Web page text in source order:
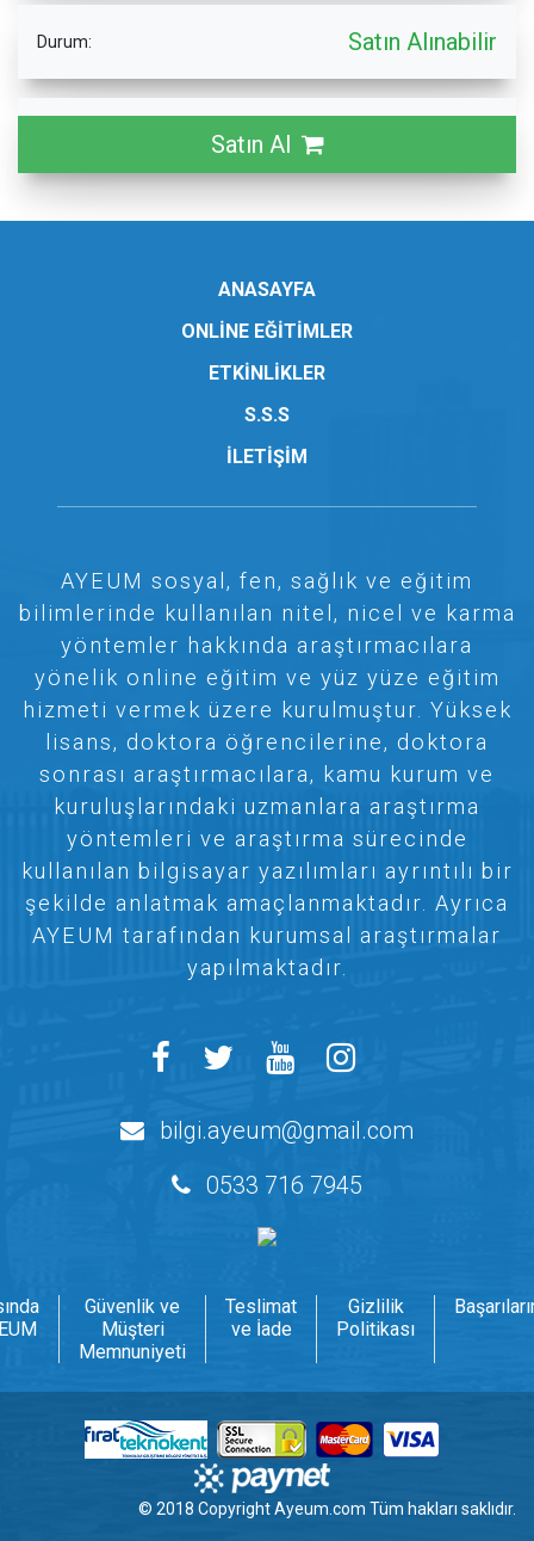
Durum: Satın Alınabilir
Satın Al
ANASAYFA
ONLİNE EĞİTİMLER
ETKİNLİKLER
S.S.S
İLETİŞİM
AYEUM sosyal, fen, sağlık ve eğitim
bilimlerinde kullanılan nitel, nicel ve karma
yöntemler hakkında araştırmacılara
yönelik online eğitim ve yüz yüze eğitim
hizmeti vermek üzere kurulmuştur. Yüksek
lisans, doktora öğrencilerine, doktora
sonrası araştırmacılara, kamu kurum ve
kuruluşlarındaki uzmanlara araştırma
yöntemleri ve araştırma sürecinde
kullanılan bilgisayar yazılımları ayrıntılı bir
şekilde anlatmak amaçlanmaktadır. Ayrıca
AYEUM tarafından kurumsal araştırmalar
yapılmaktadır.
bilgi.ayeum@gmail.com
0533 716 7945
Güvenlik ve
Müşteri
Memnuniyeti
Teslimat
ve İade
Gizlilik
Politikası
© 2018 CopyrightAyeum.com Tüm hakları saklıdır.